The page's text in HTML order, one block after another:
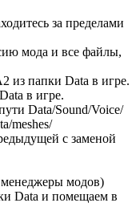
за пределами
мода и все файлы,
из папки Data в игре.
в игре.
Data/Sound/Voice/
meshes/
с заменой
модов)
Data и помещаем в